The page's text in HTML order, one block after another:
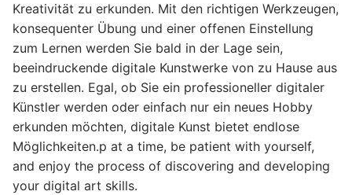
Kreativität zu erkunden. Mit den richtigen Werkzeugen,
konsequenter Übung und einer offenen Einstellung
zum Lernen werden Sie bald in der Lage sein,
beeindruckende digitale Kunstwerke von zu Hause aus
zu erstellen. Egal, ob Sie ein professioneller digitaler
Künstler werden oder einfach nur ein neues Hobby
erkunden möchten, digitale Kunst bietet endlose
Möglichkeiten.p at a time, be patient with yourself,
and enjoy the process of discovering and developing
your digital art skills.